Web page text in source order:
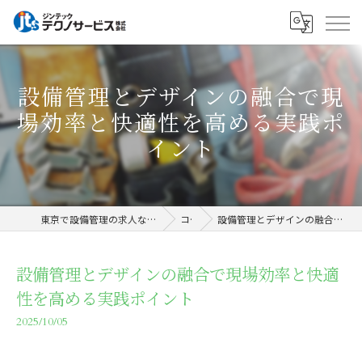
設備管理とデザインの融合で現
場効率と快適性を高める実践ポ
イント
東京で設備管理の求人ならジンテックテクノサービス株式会社 コラム 設備管理とデザインの融合で現場効率と快適性を高める実践ポイント
設備管理とデザインの融合で現場効率と快適
性を高める実践ポイント
2025/10/05